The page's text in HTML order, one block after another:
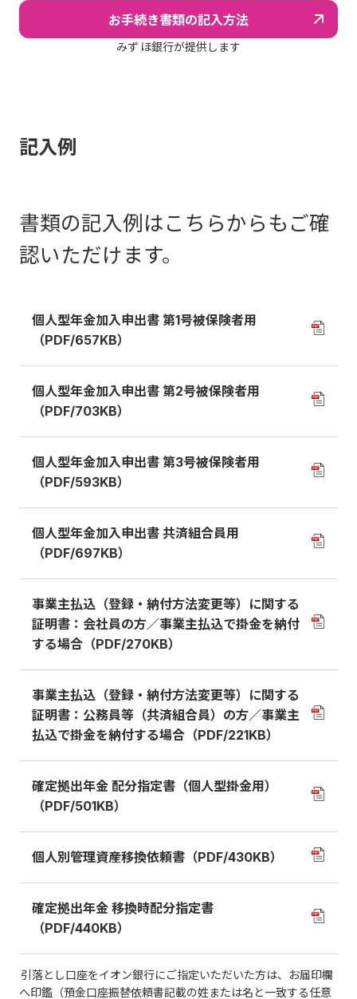
お手続き書類の記入方法
みず ほ銀行が提供します
記入例
書類の記入例はこちらからもご確
認いただけます。
個人型年金加入申出書 第1号被保険者用
（PDF/657KB）
個人型年金加入申出書 第2号被保険者用
（PDF/703KB）
個人型年金加入申出書 第3号被保険者用
（PDF/593KB）
個人型年金加入申出書 共済組合員用
（PDF/697KB）
事業主払込（登録・納付方法変更等）に関する
証明書：会社員の方／事業主払込で掛金を納付
する場合（PDF/270KB）
事業主払込（登録・納付方法変更等）に関する
証明書：公務員等（共済組合員）の方／事業主
払込で掛金を納付する場合（PDF/221KB）
確定拠出年金 配分指定書（個人型掛金用）
（PDF/501KB）
個人別管理資産移換依頼書（PDF/430KB）
確定拠出年金 移換時配分指定書
（PDF/440KB）
引落とし口座をイオン銀行にご指定いただいた方は、お届印欄
へ印鑑（預金口座振替依頼書記載の姓または名と一致する任意